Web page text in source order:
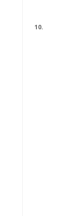
10.